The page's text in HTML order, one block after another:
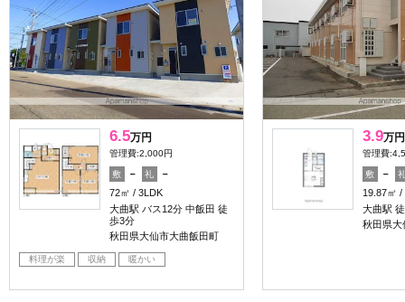
6.5万円
管理費:2,000円
敷 － 礼
－
72㎡
3LDK
大曲駅 バス12分 中飯田 徒
歩3分
秋田県大仙市大曲飯田町
料理が楽 収納 暖かい
3.9万円
管理費
敷 －
19.87㎡
大曲駅
秋田県大